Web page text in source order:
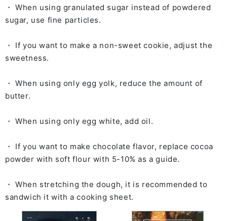
・ When using granulated sugar instead of powdered
sugar, use fine particles.
・ If you want to make a non-sweet cookie, adjust the
sweetness.
・ When using only egg yolk, reduce the amount of
butter.
・ When using only egg white, add oil.
・ If you want to make chocolate flavor, replace cocoa
powder with soft flour with 5-10% as a guide.
・ When stretching the dough, it is recommended to